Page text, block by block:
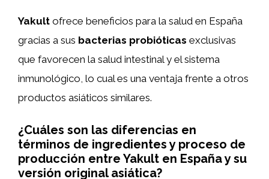
Yakult ofrece beneficios para la salud en España
gracias a sus bacterias probióticas exclusivas
que favorecen la salud intestinal y el sistema
inmunológico, lo cual es una ventaja frente a otros
productos asiáticos similares.
¿Cuáles son las diferencias en
términos de ingredientes y proceso de
producción entre Yakult en España y su
versión original asiática?